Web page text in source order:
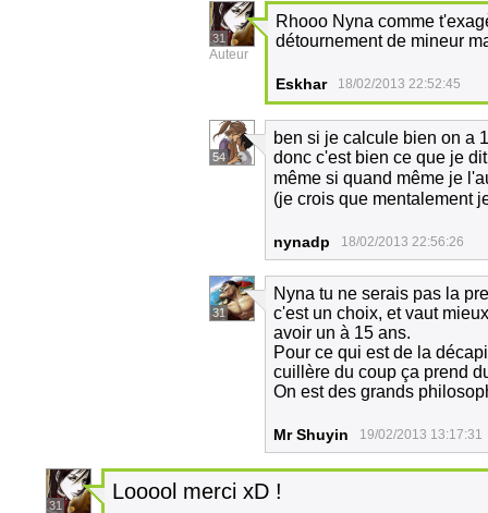
31
Auteur
Rhooo Nyna comme
détournement de mineur
Eskhar 18/02/2013 22:52:45
54
ben si je calcule bien on a
donc c'est bien ce que je
même si quand même je
(je crois que mentalement
nynadp 18/02/2013 22:56:26
31
Nyna tu ne serais pas la
c'est un choix, et vaut
avoir un à 15 ans.
Pour ce qui est de la
cuillère du coup ça prend
On est des grands
Mr Shuyin 19/02/2013 13:17:31
31
Looool merci xD !